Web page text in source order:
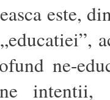
este,
ne-
intentii,